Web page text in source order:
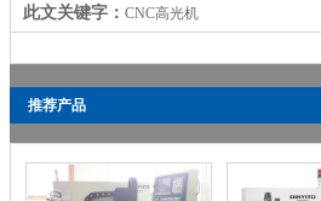
此文关键字： CNC高光机
推荐产品